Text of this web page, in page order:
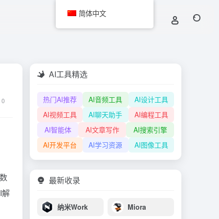
0
AI工具精选
热门AI推荐 AI音频工具
AI设计工具
AI视频工具
AI聊天助手
AI编程工具
AI智能体
AI文章写作
AI搜索引擎
AI开发平台
AI学习资源 AI图像工具
最新收录
纳米Work Miora
简体中文